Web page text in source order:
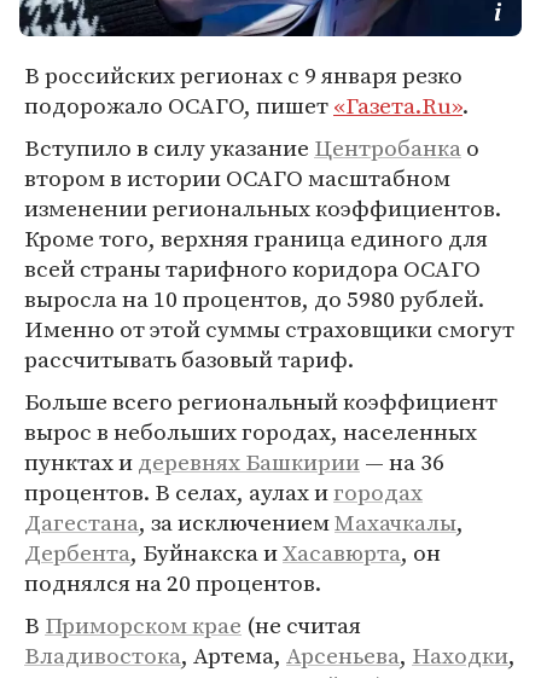
В российских регионах с 9 января резко
подорожало ОСАГО, пишет«Газета.Ru».
Вступило в силу указание Центробанкао
втором в истории ОСАГО масштабном
изменении региональных коэффициентов.
Кроме того, верхняя граница единого для
всей страны тарифного коридора ОСАГО
выросла на 10 процентов, до 5980 рублей.
Именно от этой суммы страховщики смогут
рассчитывать базовый тариф.
Больше всего региональный коэффициент
вырос в небольших городах, населенных
пунктах идеревнях Башкирии— на 36
процентов. В селах, аулах игородах
Дагестана, за исключениемМахачкалы,
Дербента, Буйнакска иХасавюрта, он
поднялся на 20 процентов.
В Приморском крае (не считая
Владивостока, Артема, Арсеньева, Находки,